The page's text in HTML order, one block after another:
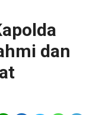
dan